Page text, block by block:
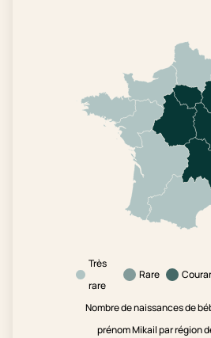
Très
rare
Rare
Nombre de naissances de
prénom Mikail par région